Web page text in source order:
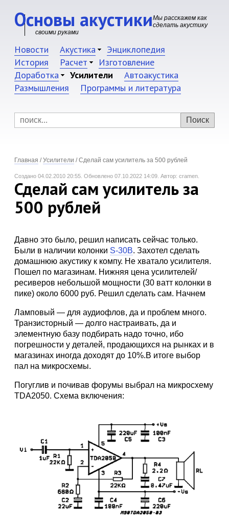
Основы акустикиМы расскажем как
сделать акустику
своими руками
Новости Акустика
Энциклопедия
История
Расчет
Изготовление
Доработка
Усилители
Автоакустика
Размышления
Программы и литература
Главная / Усилители / Сделай сам усилитель за 500 рублей
Создано 04.02.2010 20:55. Обновлено 07.10.2022 14:09. Автор: cramen.
Сделай сам усилитель за
500 рублей
Давно это было, решил написать сейчас только.
Были в наличии колонки S-30B. Захотел сделать
домашнюю акустику к компу. Не хватало усилителя.
Пошел по магазинам. Нижняя цена усилителей/
ресиверов небольшой мощности (30 ватт колонки в
пике) около 6000 руб. Решил сделать сам. Начнем
Ламповый — для аудиофлов, да и проблем много.
Транзисторный — долго настраивать, да и
элементную базу подбирать надо точно, ибо
погрешности у деталей, продающихся на рынках и в
магазинах иногда доходят до 10%.В итоге выбор
пал на микросхемы.
Погуглив и почивав форумы выбрал на микросхему
TDA2050. Схема включения: